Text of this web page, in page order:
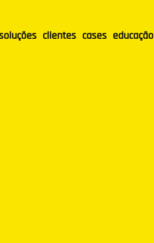
clientes cases educação